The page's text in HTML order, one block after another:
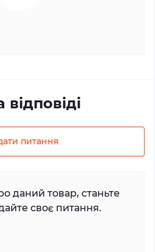
питання
даний товар, станьте
своє питання.